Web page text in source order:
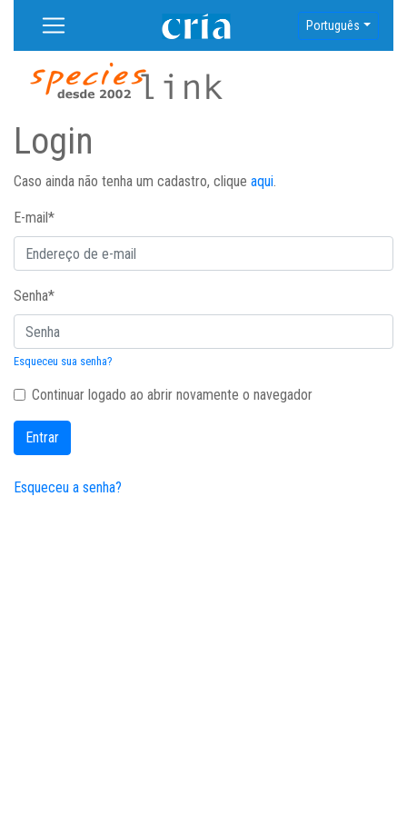
Português
Login
Caso ainda não tenha um cadastro, clique aqui.
E-mail*
Senha*
Esqueceu sua senha?
Continuar logado ao abrir novamente o navegador
Entrar
Esqueceu a senha?